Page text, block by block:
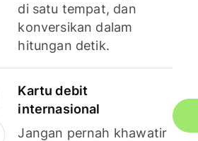
di satu tempat, dan
konversikan dalam
hitungan detik.
Kartu debit
internasional
Jangan pernah khawatir